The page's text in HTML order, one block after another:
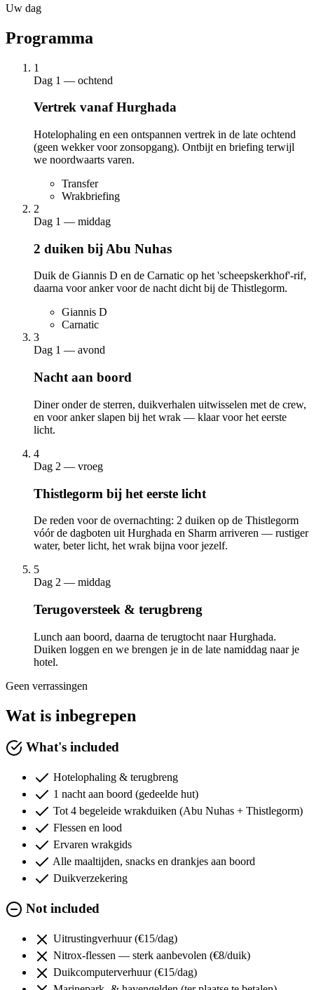
Uw dag
Programma
1
Dag 1 — ochtend
Vertrek vanaf Hurghada
Hotelophaling en een ontspannen vertrek in de late ochtend
(geen wekker voor zonsopgang). Ontbijt en briefing terwijl
we noordwaarts varen.
Transfer
Wrakbriefing
2
Dag 1 — middag
2 duiken bij Abu Nuhas
Duik de Giannis D en de Carnatic op het 'scheepskerkhof'-rif,
daarna voor anker voor de nacht dicht bij de Thistlegorm.
Giannis D
Carnatic
3
Dag 1 — avond
Nacht aan boord
Diner onder de sterren, duikverhalen uitwisselen met de crew,
en voor anker slapen bij het wrak — klaar voor het eerste
licht.
4
Dag 2 — vroeg
Thistlegorm bij het eerste licht
De reden voor de overnachting: 2 duiken op de Thistlegorm
vóór de dagboten uit Hurghada en Sharm arriveren — rustiger
water, beter licht, het wrak bijna voor jezelf.
5
Dag 2 — middag
Terugoversteek & terugbreng
Lunch aan boord, daarna de terugtocht naar Hurghada.
Duiken loggen en we brengen je in de late namiddag naar je
hotel.
Geen verrassingen
Wat is inbegrepen
What's included
Hotelophaling & terugbreng
1 nacht aan boord (gedeelde hut)
Tot 4 begeleide wrakduiken (Abu Nuhas + Thistlegorm)
Flessen en lood
Ervaren wrakgids
Alle maaltijden, snacks en drankjes aan boord
Duikverzekering
Not included
Uitrustingverhuur (€15/dag)
Nitrox-flessen — sterk aanbevolen (€8/duik)
Duikcomputerverhuur (€15/dag)